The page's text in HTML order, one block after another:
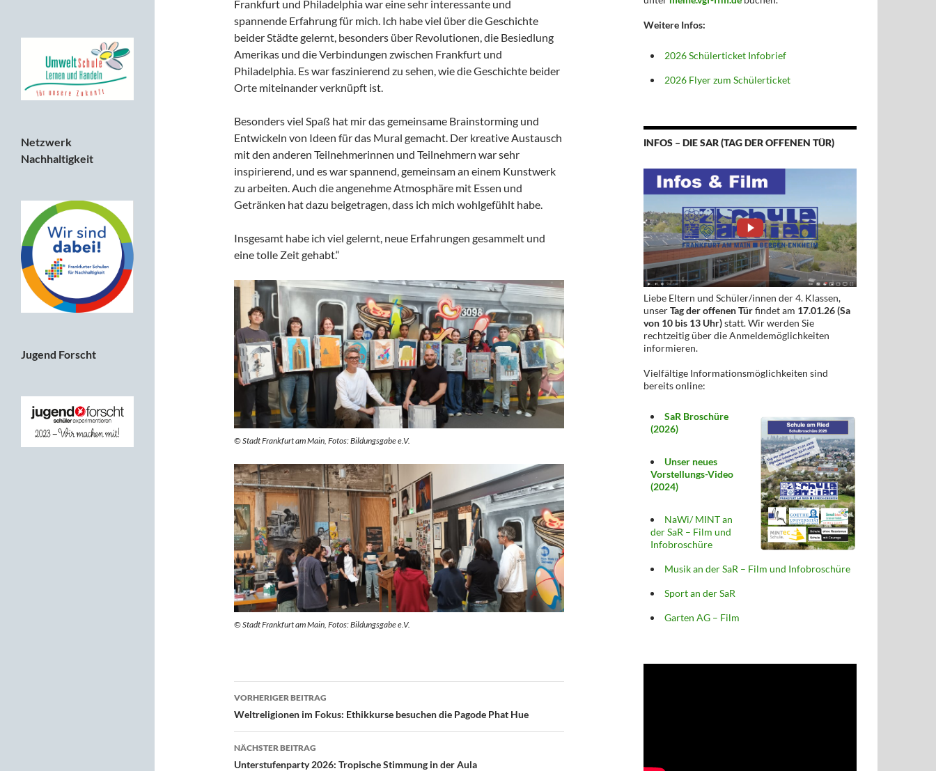
Frankfurt und Philadelphia war eine sehr interessante und
spannende Erfahrung für mich. Ich habe viel über die Geschichte
beider Städte gelernt, besonders über Revolutionen, die Besiedlung
Amerikas und die Verbindungen zwischen Frankfurt und
Philadelphia. Es war faszinierend zu sehen, wie die Geschichte beider
Orte miteinander verknüpft ist.
Besonders viel Spaß hat mir das gemeinsame Brainstorming und
Entwickeln von Ideen für das Mural gemacht. Der kreative Austausch
mit den anderen Teilnehmerinnen und Teilnehmern war sehr
inspirierend, und es war spannend, gemeinsam an einem Kunstwerk
zu arbeiten. Auch die angenehme Atmosphäre mit Essen und
Getränken hat dazu beigetragen, dass ich mich wohlgefühlt habe.
Insgesamt habe ich viel gelernt, neue Erfahrungen gesammelt und
eine tolle Zeit gehabt.“
© Stadt Frankfurt am Main, Fotos: Bildungsgabe e.V.
© Stadt Frankfurt am Main, Fotos: Bildungsgabe e.V.
Beitragsnavigation
VORHERIGER BEITRAG
Weltreligionen im Fokus: Ethikkurse besuchen die Pagode Phat Hue
NÄCHSTER BEITRAG
Unterstufenparty 2026: Tropische Stimmung in der Aula
Weitere Infos:
2026 Schülerticket Infobrief
2026 Flyer zum Schülerticket
INFOS – DIE SAR (TAG DER OFFENEN TÜR)
Liebe Eltern und Schüler/innen der 4. Klassen,
unserTag der offenen Türfindet am 17.01.26 (Sa
von 10 bis 13 Uhr)statt. Wir werden Sie
rechtzeitig über die Anmeldemöglichkeiten
informieren.
Vielfältige Informationsmöglichkeiten sind
bereits online:
SaR Broschüre
(2026)
Unser neues
Vorstellungs-Video
(2024)
NaWi/ MINT an
der SaR – Film und
Infobroschüre
Musik an der SaR – Film und Infobroschüre
Sport an der SaR
Garten AG – Film
Netzwerk
Nachhaltigkeit
Jugend Forscht